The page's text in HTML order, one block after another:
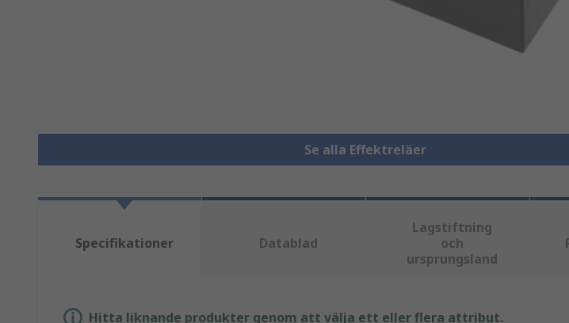
Se alla Effektreläer
Specifikationer Datablad
Lagstiftning
och
ursprungsland
Hitta liknande produkter genom att välja ett eller flera attribut.